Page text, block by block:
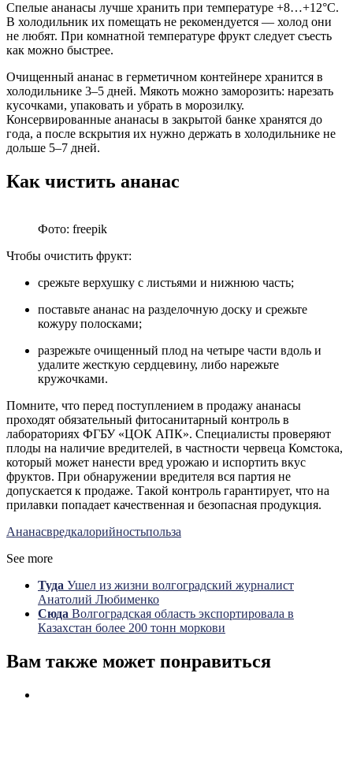
Спелые ананасы лучше хранить при температуре +8…+12°C.
В холодильник их помещать не рекомендуется — холод они
не любят. При комнатной температуре фрукт следует съесть
как можно быстрее.
Очищенный ананас в герметичном контейнере хранится в
холодильнике 3–5 дней. Мякоть можно заморозить: нарезать
кусочками, упаковать и убрать в морозилку.
Консервированные ананасы в закрытой банке хранятся до
года, а после вскрытия их нужно держать в холодильнике не
дольше 5–7 дней.
Как чистить ананас
Фото: freepik
Чтобы очистить фрукт:
срежьте верхушку с листьями и нижнюю часть;
поставьте ананас на разделочную доску и срежьте
кожуру полосками;
разрежьте очищенный плод на четыре части вдоль и
удалите жесткую сердцевину, либо нарежьте
кружочками.
Помните, что перед поступлением в продажу ананасы
проходят обязательный фитосанитарный контроль в
лабораториях ФГБУ «ЦОК АПК». Специалисты проверяют
плоды на наличие вредителей, в частности червеца Комстока,
который может нанести вред урожаю и испортить вкус
фруктов. При обнаружении вредителя вся партия не
допускается к продаже. Такой контроль гарантирует, что на
прилавки попадает качественная и безопасная продукция.
Ананасвредкалорийностьпольза
See more
Туда Ушел из жизни волгоградский журналист
Анатолий Любименко
Сюда Волгоградская область экспортировала в
Казахстан более 200 тонн моркови
Вам также может понравиться